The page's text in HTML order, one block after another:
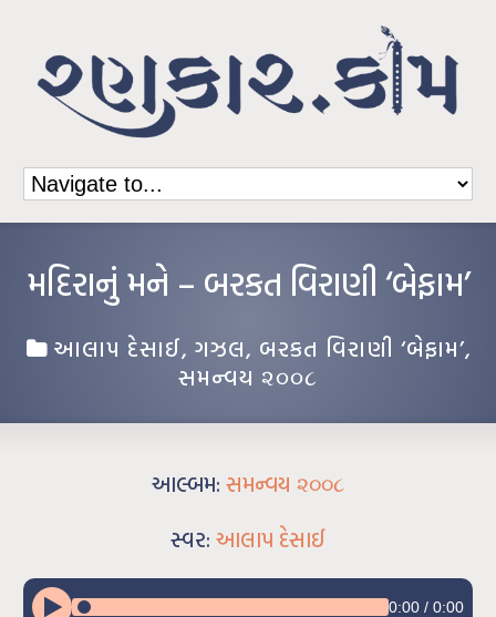
મદિરાનું મને – બરકત વિરાણી ‘બેફામ’
આલાપ દેસાઈ, ગઝલ, બરકત વિરાણી ‘બેફામ’,
સમન્વય ૨૦૦૮
આલ્બમ: સમન્વય ૨૦૦૮
સ્વર: આલાપ દેસાઈ
0:00/ 0:00